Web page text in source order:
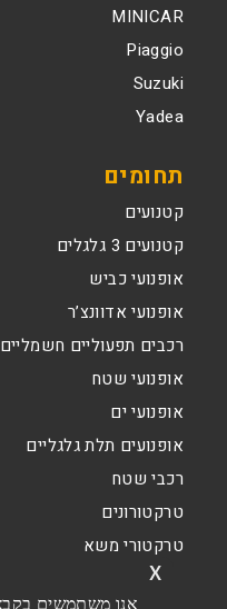
x
MINICAR
Piaggio
Suzuki
Yadea
תחומים
קטנועים
קטנועים 3 גלגלים
אופנועי כביש
אופנועי אדוונצ’ר
רכבים תפעוליים חשמליים
אופנועי שטח
אופנועי ים
אופנועים תלת גלגליים
רכבי שטח
טרקטורונים
טרקטורי משא